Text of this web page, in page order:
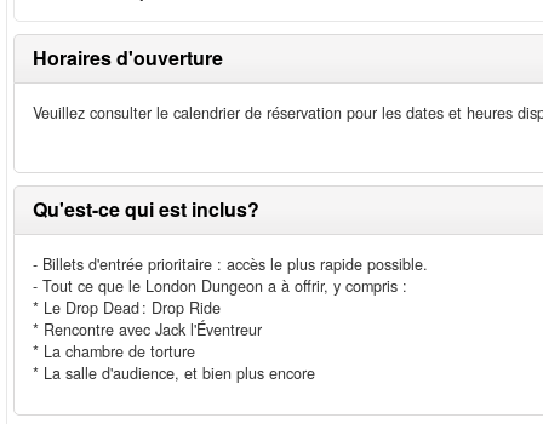
Horaires d'ouverture
Veuillez consulter le calendrier de réservation pour les dates et heures
Qu'est-ce qui est inclus?
- Billets d'entrée prioritaire : accès le plus rapide possible.
- Tout ce que le London Dungeon a à offrir, y compris :
* Le Drop Dead : Drop Ride
* Rencontre avec Jack l'Éventreur
* La chambre de torture
* La salle d'audience, et bien plus encore